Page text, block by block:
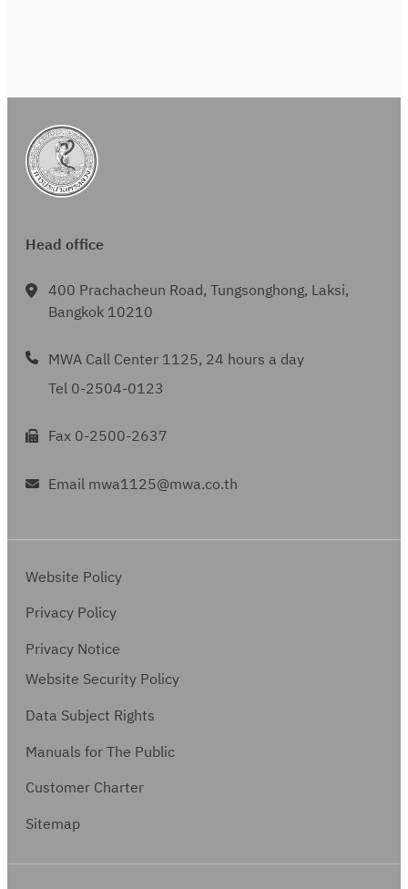
Head office
400 Prachacheun Road, Tungsonghong, Laksi,
Bangkok 10210
MWA Call Center 1125, 24 hours a day
Tel 0-2504-0123
Fax 0-2500-2637
Email mwa1125@mwa.co.th
Website Policy
Privacy Policy
Privacy Notice
Website Security Policy
Data Subject Rights
Manuals for The Public
Customer Charter
Sitemap